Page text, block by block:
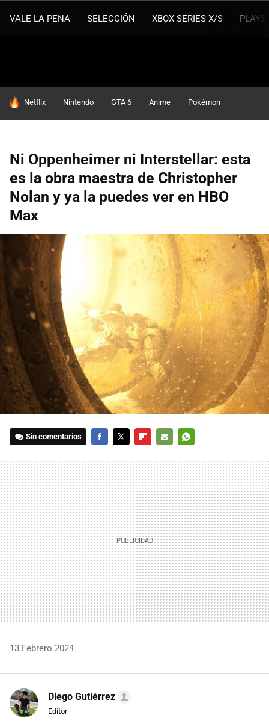
VALE LA PENA SELECCIÓN XBOX SERIES X/S
HOY SE HABLA DE
Netflix Nintendo GTA 6 Anime Pokémon
Ni Oppenheimer ni Interstellar: esta
es la obra maestra de Christopher
Nolan y ya la puedes ver en HBO
Max
Sin comentarios
MAIL
13 Febrero 2024
Diego Gutiérrez
Editor